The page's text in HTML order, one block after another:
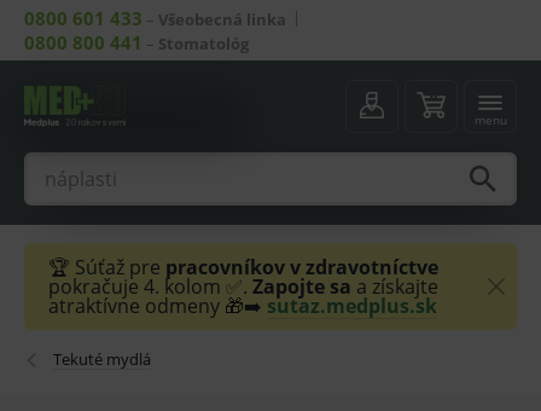
0800 601 433 – Všeobecná linka
0800 800 441 – Stomatológ
menu
🏆 Súťaž pre pracovníkov v zdravotníctve
pokračuje 4. kolom ✅. Zapojte sa a získajte
atraktívne odmeny 🎁➡️ sutaz.medplus.sk
Tekuté mydlá